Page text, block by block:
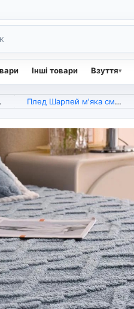
Інші товари Взуття
Плед Шарпей м'яка смужка Євро Розміру 200-220 см колір Світло-сірий (арт. 7343)